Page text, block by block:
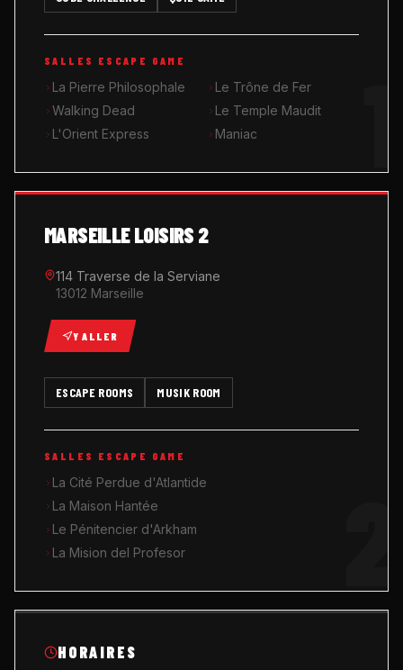
MUSIK ROOM KARAOKÉ
QUIZ GAME
SALLES ESCAPE GAME
La Pierre Philosophale
Le Trône de Fer
Walking Dead
Le Temple Maudit
L'Orient Express
Maniac
HORAIRES
MARSEILLE LOISIRS 2
114 Traverse de la Serviane
13012 Marseille
Y ALLER
ESCAPE ROOMS MUSIK ROOM
SALLES ESCAPE GAME
La Cité Perdue d'Atlantide
La Maison Hantée
Le Pénitencier d'Arkham
La Mision del Profesor